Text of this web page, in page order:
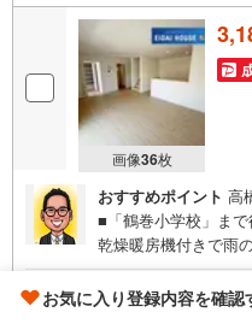
画像36枚
おすすめポイント 高
■「鶴巻小学校」ま
乾燥暖房機付きで雨
分の選べるデジタル
HP参照～EIDAI
店舗で展開中！こち
ゴールド推奨店
お気に入り登録内容を確認